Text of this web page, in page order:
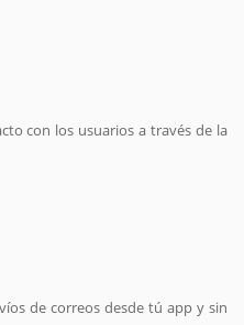
con los usuarios a través de la
de correos desde tú app y sin